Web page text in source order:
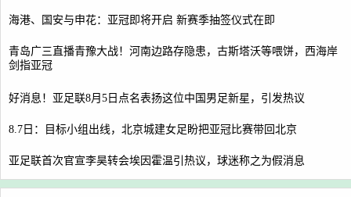
海港、国安与申花：亚冠即将开启 新赛季抽签仪式在即
青岛广三直播青豫大战！河南边路存隐患，古斯塔沃等喂饼，西海岸
剑指亚冠
好消息！亚足联8月5日点名表扬这位中国男足新星，引发热议
8.7日：目标小组出线，北京城建女足盼把亚冠比赛带回北京
亚足联首次官宣李昊转会埃因霍温引热议，球迷称之为假消息